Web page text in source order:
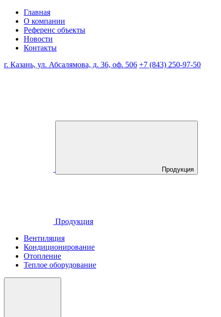
Главная
О компании
Референс объекты
Новости
Контакты
г. Казань, ул. Абсалямова, д. 36, оф. 506 +7 (843) 250-97-50
Продукция
Продукция
Вентиляция
Кондиционирование
Отопление
Теплое оборудование